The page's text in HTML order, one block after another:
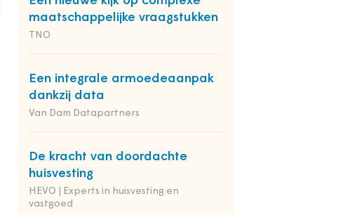
maatschappelijke vraagstukken
TNO
Een integrale armoedeaanpak
dankzij data
Van Dam Datapartners
De kracht van doordachte
huisvesting
HEVO | Experts in huisvesting en
vastgoed